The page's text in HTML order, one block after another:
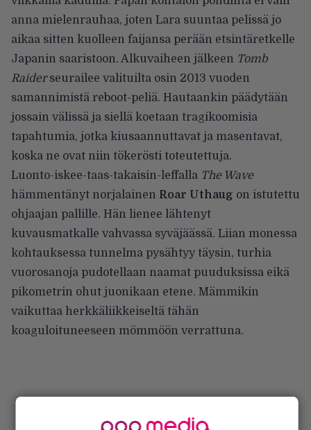
anna mielenrauhaa, joten Lara suuntaa pelissä jo
aikaa sitten kuolleen faijansa perään etsintäretkelle
Japanin saaristoon. Alkuvaiheen jälkeen Tomb
Raiderseurailee valituilta osin 2013 vuoden
samannimistä reboot-peliä. Hautaankin päädytään
jossain välissä ja siellä koetaan tragikoomisia
tapahtumia, jotka kiusaannuttavat ja masentavat,
koska ne ovat niin tökerösti toteutettuja.
Luonto-iskee-taas-takaisin-leffalla The Wave
hämmentänyt norjalainen Roar Uthaug on istutettu
ohjaajan pallille. Hän lienee lähtenyt
kuvausmatkalle vahvassa syväjäässä. Liian monessa
kohtauksessa tunnelma pysähtyy täysin, turhia
vuorosanoja pudotellaan naamat puuduksissa eikä
pikometrin ohut juonikaan etene. Mämmikin
vaikuttaa herkkäliikkeiseltä tähän
koaguloituneeseen mömmöön verrattuna.